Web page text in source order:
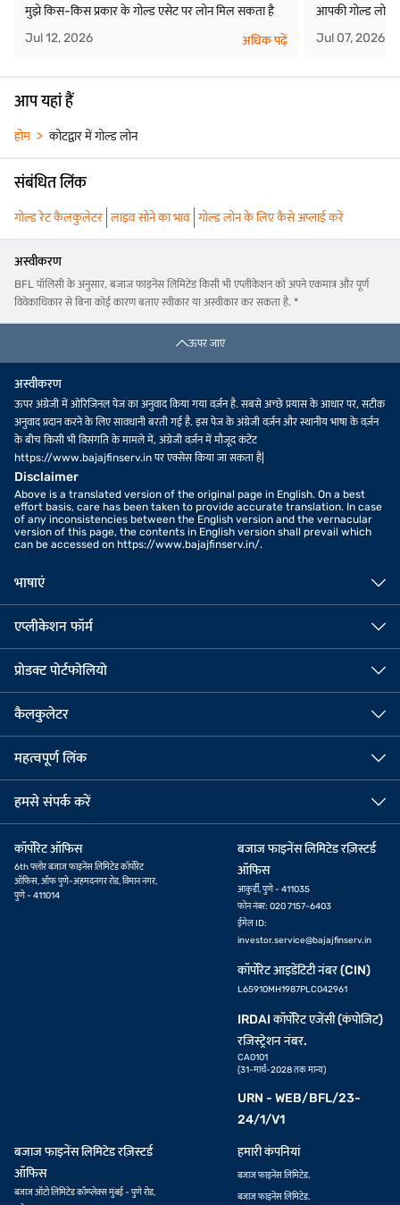
मुझे किस-किस प्रकार के गोल्ड एसेट पर लोन मिल सकता है
Jul 12, 2026
अधिक पढ़ें
आपकी गोल्ड लोन
Jul 07, 2026
आप यहां हैं
होम कोटद्वार में गोल्ड लोन
संबंधित लिंक
गोल्ड रेट कैलकुलेटर लाइव सोने का भाव गोल्ड लोन के लिए कैसे अप्लाई करें
अस्वीकरण
BFL पॉलिसी के अनुसार, बजाज फाइनेंस लिमिटेड किसी भी एप्लीकेशन को अपने एकमात्र और पूर्ण
विवेकाधिकार से बिना कोई कारण बताए स्वीकार या अस्वीकार कर सकता है. *
ऊपर जाएं
अस्वीकरण
ऊपर अंग्रेजी में ओरिजिनल पेज का अनुवाद किया गया वर्ज़न है. सबसे अच्छे प्रयास के आधार पर, सटीक
अनुवाद प्रदान करने के लिए सावधानी बरती गई है. इस पेज के अंग्रेजी वर्ज़न और स्थानीय भाषा के वर्ज़न
के बीच किसी भी विसंगति के मामले में, अंग्रेजी वर्ज़न में मौजूद कंटेंट
https://www.bajajfinserv.in पर एक्सेस किया जा सकता है|
Disclaimer
Above is a translated version of the original page in English. On a best
effort basis, care has been taken to provide accurate translation. In case
of any inconsistencies between the English version and the vernacular
version of this page, the contents in English version shall prevail which
can be accessed on https://www.bajajfinserv.in/.
भाषाएं
एप्लीकेशन फॉर्म
प्रोडक्ट पोर्टफोलियो
कैलकुलेटर
महत्वपूर्ण लिंक
हमसे संपर्क करें
कॉर्पोरेट ऑफिस
6th फ्लोर बजाज फाइनेंस लिमिटेड कॉर्पोरेट
ऑफिस, ऑफ पुणे-अहमदनगर रोड, विमान नगर,
पुणे - 411014
बजाज फाइनेंस लिमिटेड रज़िस्टर्ड
ऑफिस
आकुर्डी, पुणे - 411035
फोन नंबर: 020 7157-6403
ईमेल ID:
investor.service@bajajfinserv.in
कॉर्पोरेट आइडेंटिटी नंबर (CIN)
L65910MH1987PLC042961
IRDAI कॉर्पोरेट एजेंसी (कंपोजिट)
रजिस्ट्रेशन नंबर.
CA0101
(31-मार्च-2028 तक मान्य)
URN - WEB/BFL/23-
24/1/V1
बजाज फाइनेंस लिमिटेड रज़िस्टर्ड
ऑफिस
बजाज ऑटो लिमिटेड कॉम्प्लेक्स मुंबई - पुणे रोड,
हमारी कंपनियां
बजाज फाइनेंस लिमिटेड.
बजाज फाइनेंस लिमिटेड.